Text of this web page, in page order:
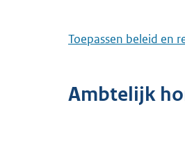
Kruimelpad
Toepassen beleid en
Ambtelijk